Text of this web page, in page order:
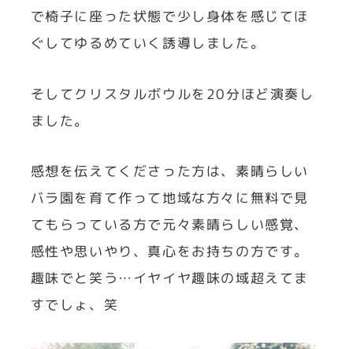
で椅子に座った状態で少し身体を感じてほ
ぐしてゆるめていく誘導しました。
そしてクリスタルボウルを20分ほど演奏し
ました。
感想を伝えてくださった方は、素晴らしい
バラ園を育て作って地域な方々に無料で見
てもらっている方で元々素晴らしい感覚、
感性や思いやり、真心をお持ちの方です。
趣味でと笑う…イヤイヤ趣味の域超えてま
すでしょ、笑